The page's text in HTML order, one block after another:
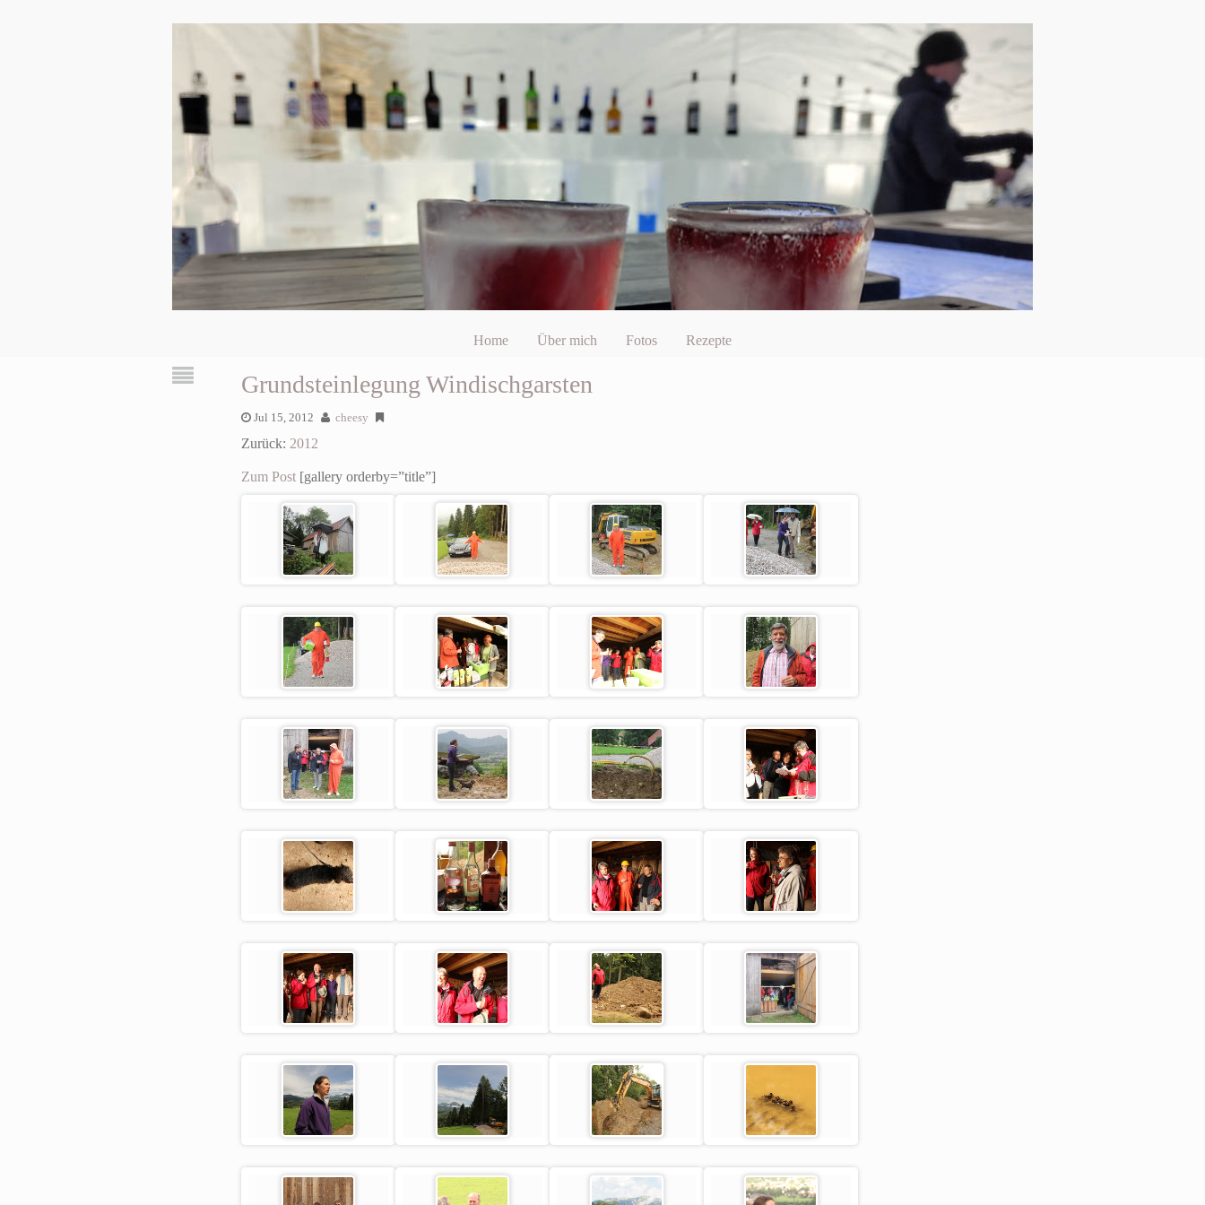
Home Über mich Fotos Rezepte
Grundsteinlegung Windischgarsten
Jul 15, 2012 cheesy
Zurück: 2012
Zum Post[gallery orderby=”title”]